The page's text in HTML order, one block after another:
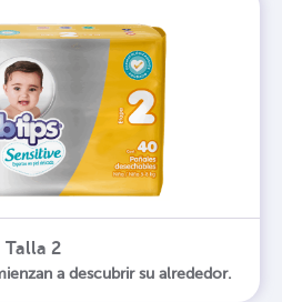
Talla 2
a descubrir su alrededor.